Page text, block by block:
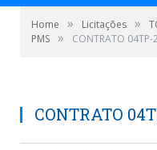
Home » Licitações »
PMS » CONTRATO 04TP-
CONTRATO